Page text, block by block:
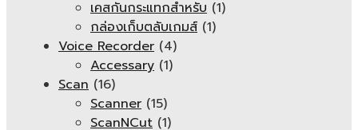
เคสกันกระแทกสำหรับ (1)
กล่องเก็บตลับเกมส์ (1)
Voice Recorder (4)
Accessary (1)
Scan (16)
Scanner (15)
ScanNCut (1)